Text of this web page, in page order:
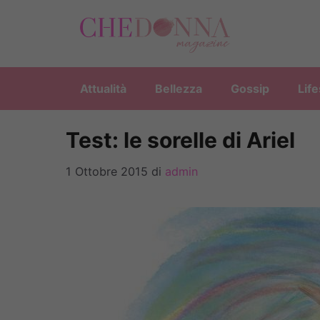
Attualità Bellezza Gossip
Test: le sorelle di Ariel
1 Ottobre 2015 di admin